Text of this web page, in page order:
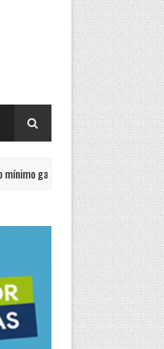
garantizado de $1.200.000 y sin